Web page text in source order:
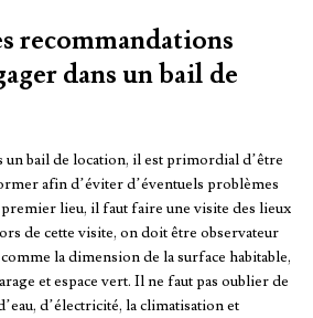
recommandations
dans un bail de
un bail de location, il est primordial d’être
afin d’éviter d’éventuels problèmes
lieu, il faut faire une visite des lieux
de cette visite, on doit être observateur
la dimension de la surface habitable,
et espace vert. Il ne faut pas oublier de
d’électricité, la climatisation et